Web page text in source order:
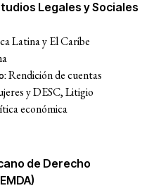
Legales y Sociales
Latina y El Caribe
Rendición de cuentas
y DESC, Litigio
económica
de Derecho